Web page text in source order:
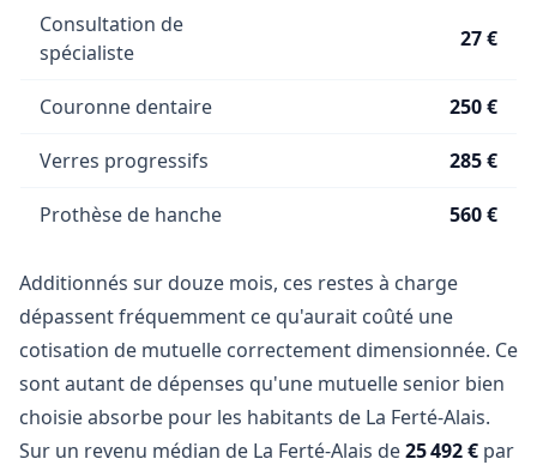
Consultation de
spécialiste
27 €
Couronne dentaire 250 €
Verres progressifs 285 €
Prothèse de hanche 560 €
Additionnés sur douze mois, ces restes à charge
dépassent fréquemment ce qu'aurait coûté une
cotisation de mutuelle correctement dimensionnée. Ce
sont autant de dépenses qu'une mutuelle senior bien
choisie absorbe pour les habitants de La Ferté-Alais.
Sur un revenu médian de La Ferté-Alais de25 492 € par